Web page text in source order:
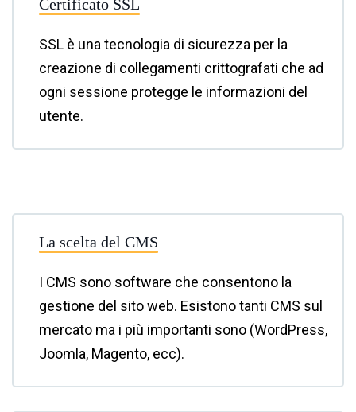
Certificato SSL
SSL è una tecnologia di sicurezza per la
creazione di collegamenti crittografati che ad
ogni sessione protegge le informazioni del
utente.
La scelta del CMS
I CMS sono software che consentono la
gestione del sito web. Esistono tanti CMS sul
mercato ma i più importanti sono (WordPress,
Joomla, Magento, ecc).